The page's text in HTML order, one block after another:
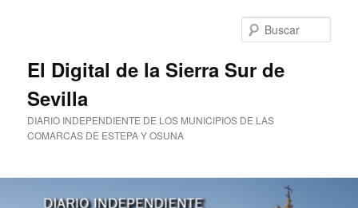
El Digital de la Sierra Sur de
Sevilla
DIARIO INDEPENDIENTE DE LOS MUNICIPIOS DE LAS
COMARCAS DE ESTEPA Y OSUNA